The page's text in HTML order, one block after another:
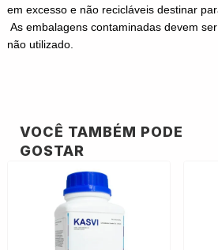
em excesso e não recicláveis destinar
As embalagens contaminadas devem
não utilizado.
VOCÊ TAMBÉM PODE
GOSTAR